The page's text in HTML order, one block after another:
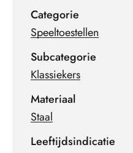
Categorie
Speeltoestellen
Subcategorie
Klassiekers
Materiaal
Staal
Leeftijdsindicatie